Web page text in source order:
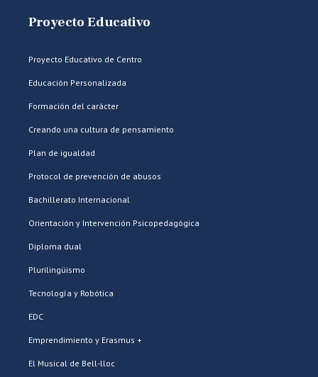
Proyecto Educativo
Proyecto Educativo de Centro
Educación Personalizada
Formación del carácter
Creando una cultura de pensamiento
Plan de igualdad
Protocol de prevención de abusos
Bachillerato Internacional
Orientación y Intervención Psicopedagógica
Diploma dual
Plurilingüismo
Tecnología y Robótica
EDC
Emprendimiento y Erasmus +
El Musical de Bell-lloc